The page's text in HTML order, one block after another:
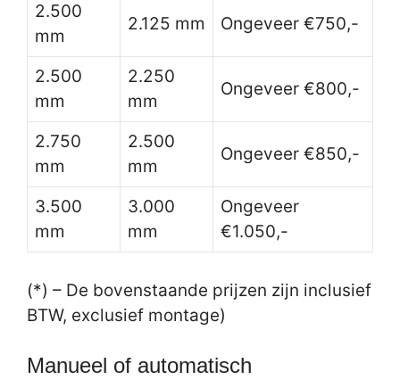
2.500
mm
2.125 mm Ongeveer €750,-
2.500
mm
2.250
mm
Ongeveer €800,-
2.750
mm
2.500
mm
Ongeveer €850,-
3.500
mm
3.000
mm
Ongeveer
€1.050,-
(*) – De bovenstaande prijzen zijn inclusief
BTW, exclusief montage)
Manueel of automatisch